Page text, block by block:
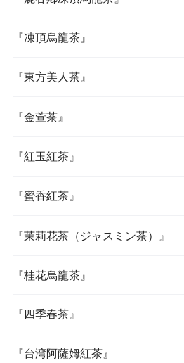
『凍頂烏龍茶』
『東方美人茶』
『金萱茶』
『紅玉紅茶』
『蜜香紅茶』
『茉莉花茶（ジャスミン茶）』
『桂花烏龍茶』
『四季春茶』
『台湾阿薩姆紅茶』